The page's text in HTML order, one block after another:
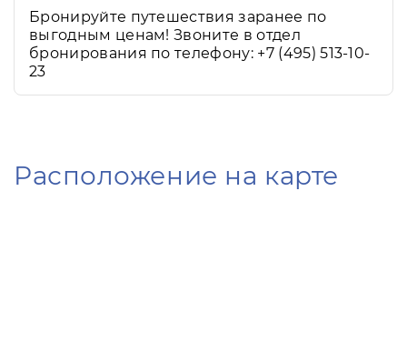
Бронируйте путешествия заранее по
выгодным ценам! Звоните в отдел
бронирования по телефону: +7 (495) 513-10-
23
Расположение на карте